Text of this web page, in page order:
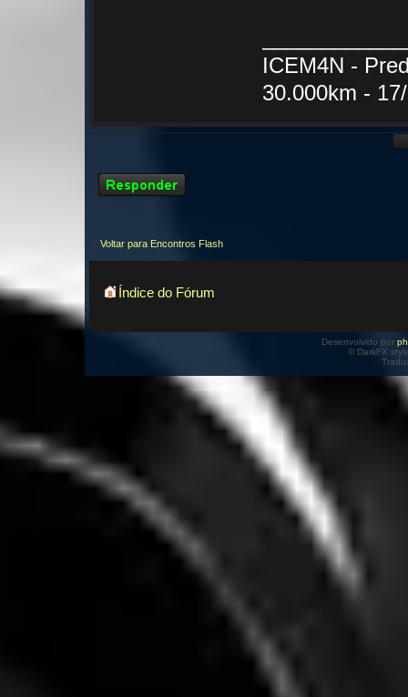
ICEM4N -
30.000km -
Responder
Voltar para Encontros Flash
Índice do Fórum
Desenvolvido por
© DarkFX